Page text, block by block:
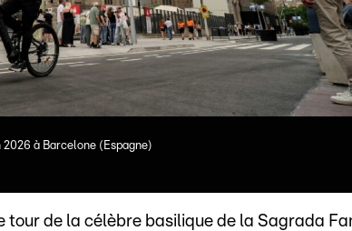
2026 à Barcelone (Espagne)
tour de la célèbre basilique de la Sagrada